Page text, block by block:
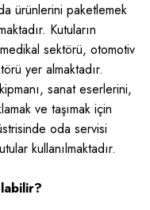
ürünlerini paketlemek
Kutuların
sektörü, otomotiv
yer almaktadır.
sanat eserlerini,
ve taşımak için
oda servisi
kullanılmaktadır.